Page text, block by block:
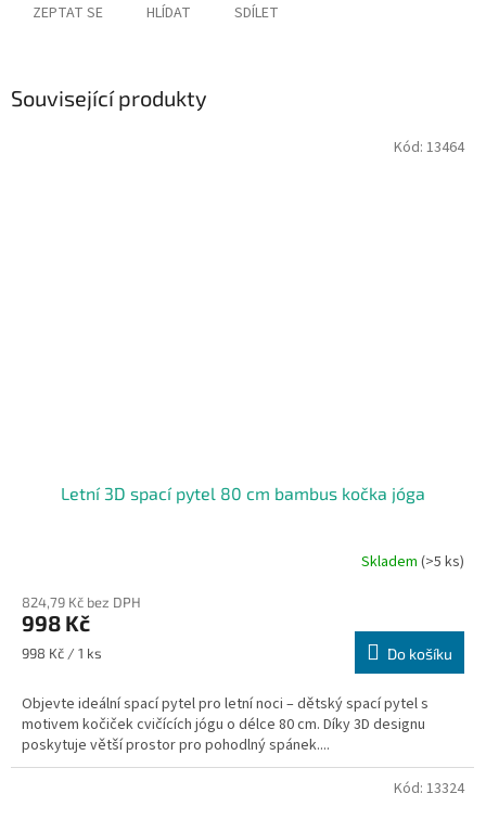
ZEPTAT SE HLÍDAT SDÍLET
Související produkty
Letní 3D spací pytel 80 cm bambus kočka jóga
Skladem (>5 ks)
824,79 Kč bez DPH
998 Kč
Měrná
998 Kč / 1 ks Do košíku
Objevte ideální spací pytel pro letní noci – dětský spací pytel s
motivem kočiček cvičících jógu o délce 80 cm. Díky 3D designu
poskytuje větší prostor pro pohodlný spánek....
Kód: 13464
Kód: 13324